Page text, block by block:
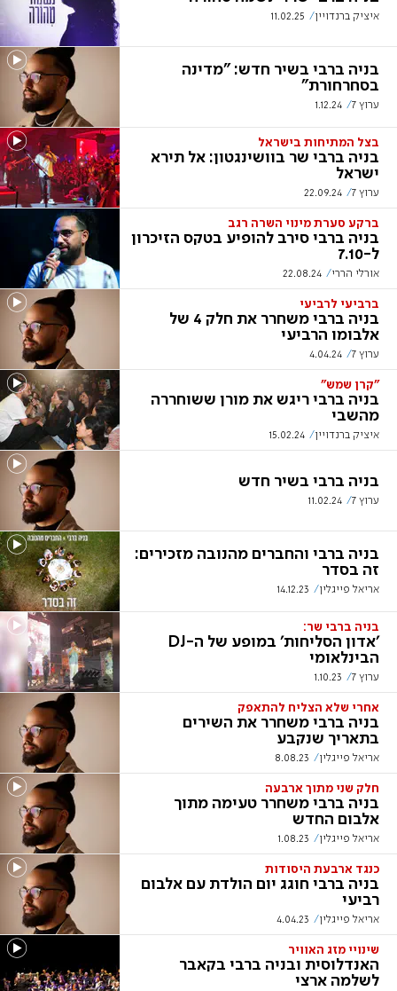
איציק ברנדויין 11.02.25
בניה ברבי בשיר חדש: "מדינה
בסחרחורת"
ערוץ 7 1.12.24
בצל המתיחות בישראל
בניה ברבי שר בוושינגטון: אל תירא
ישראל
ערוץ 7 22.09.24
ברקע סערת מינוי השרה רגב
בניה ברבי סירב להופיע בטקס הזיכרון
ל-7.10
אורלי הררי 22.08.24
ברביעי לרביעי
בניה ברבי משחרר את חלק 4 של
אלבומו הרביעי
ערוץ 7 4.04.24
"קרן שמש"
בניה ברבי ריגש את מורן ששוחררה
מהשבי
איציק ברנדויין 15.02.24
בניה ברבי בשיר חדש
ערוץ 7 11.02.24
בניה ברבי והחברים מהנובה מזכירים:
זה בסדר
אריאל פייגלין 14.12.23
בניה ברבי שר:
'אדון הסליחות' במופע של ה-DJ
הבינלאומי
ערוץ 7 1.10.23
אחרי שלא הצליח להתאפק
בניה ברבי משחרר את השירים
בתאריך שנקבע
אריאל פייגלין 8.08.23
חלק שני מתוך ארבעה
בניה ברבי משחרר טעימה מתוך
אלבום החדש
אריאל פייגלין 1.08.23
כנגד ארבעת היסודות
בניה ברבי חוגג יום הולדת עם אלבום
רביעי
אריאל פייגלין 4.04.23
שינויי מזג האוויר
האנדלוסית ובניה ברבי בקאבר
לשלמה ארצי